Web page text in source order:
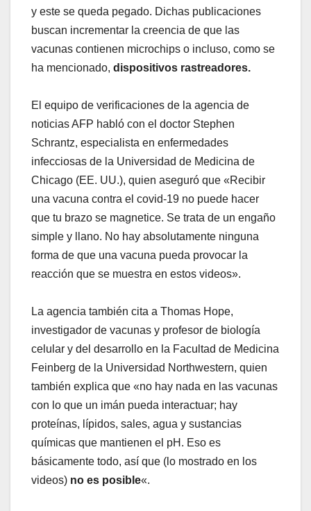
y este se queda pegado. Dichas publicaciones
buscan incrementar la creencia de que las
vacunas contienen microchips o incluso, como se
ha mencionado, dispositivos rastreadores.
El equipo de verificaciones de la agencia de
noticias AFP habló con el doctor Stephen
Schrantz, especialista en enfermedades
infecciosas de la Universidad de Medicina de
Chicago (EE. UU.), quien aseguró que «Recibir
una vacuna contra el covid-19 no puede hacer
que tu brazo se magnetice. Se trata de un engaño
simple y llano. No hay absolutamente ninguna
forma de que una vacuna pueda provocar la
reacción que se muestra en estos videos».
La agencia también cita a Thomas Hope,
investigador de vacunas y profesor de biología
celular y del desarrollo en la Facultad de Medicina
Feinberg de la Universidad Northwestern, quien
también explica que «no hay nada en las vacunas
con lo que un imán pueda interactuar; hay
proteínas, lípidos, sales, agua y sustancias
químicas que mantienen el pH. Eso es
básicamente todo, así que (lo mostrado en los
videos) no es posible«.